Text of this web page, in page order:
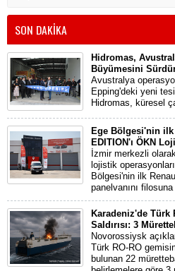
SON DAKİKA
Hidromas,
Büyümesini
Avustralya
Epping'deki yeni
Hidromas, küresel
Ege Bölgesi'nin ilk
EDITION'ı ÖKN
İzmir merkezli
lojistik
Bölgesi'nin ilk
panelvanını filosuna
Karadeniz'de Türk
Saldırısı: 3
Novorossiysk
Türk RO-RO
bulunan 22